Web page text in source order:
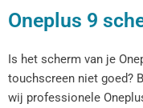
Oneplus 9
Is het scherm van je
touchscreen niet goed?
wij professionele